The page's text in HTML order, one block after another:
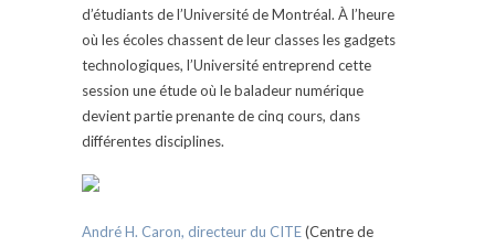
d’étudiantsde l’Université de Montréal. À l’heure
où les écoles chassent de leur classes les gadgets
technologiques, l’Université entreprend cette
session une étude où le baladeur numérique
devientpartie prenante de cinq cours, dans
différentesdisciplines.
André H. Caron, directeur du CITE(Centre de